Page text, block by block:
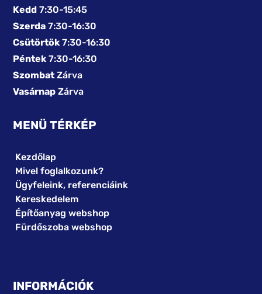
Kedd 7:30-15:45
Szerda 7:30-16:30
Csütörtök7:30-16:30
Péntek7:30-16:30
Szombat Zárva
Vasárnap Zárva
MENÜ TÉRKÉP
Kezdőlap
Mivel foglalkozunk?
Ügyfeleink, referenciáink
Kereskedelem
Építőanyag webshop
Fürdőszoba webshop
INFORMÁCIÓK